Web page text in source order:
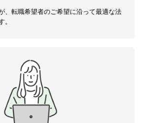
、転職希望者のご希望に沿って最適な法
。